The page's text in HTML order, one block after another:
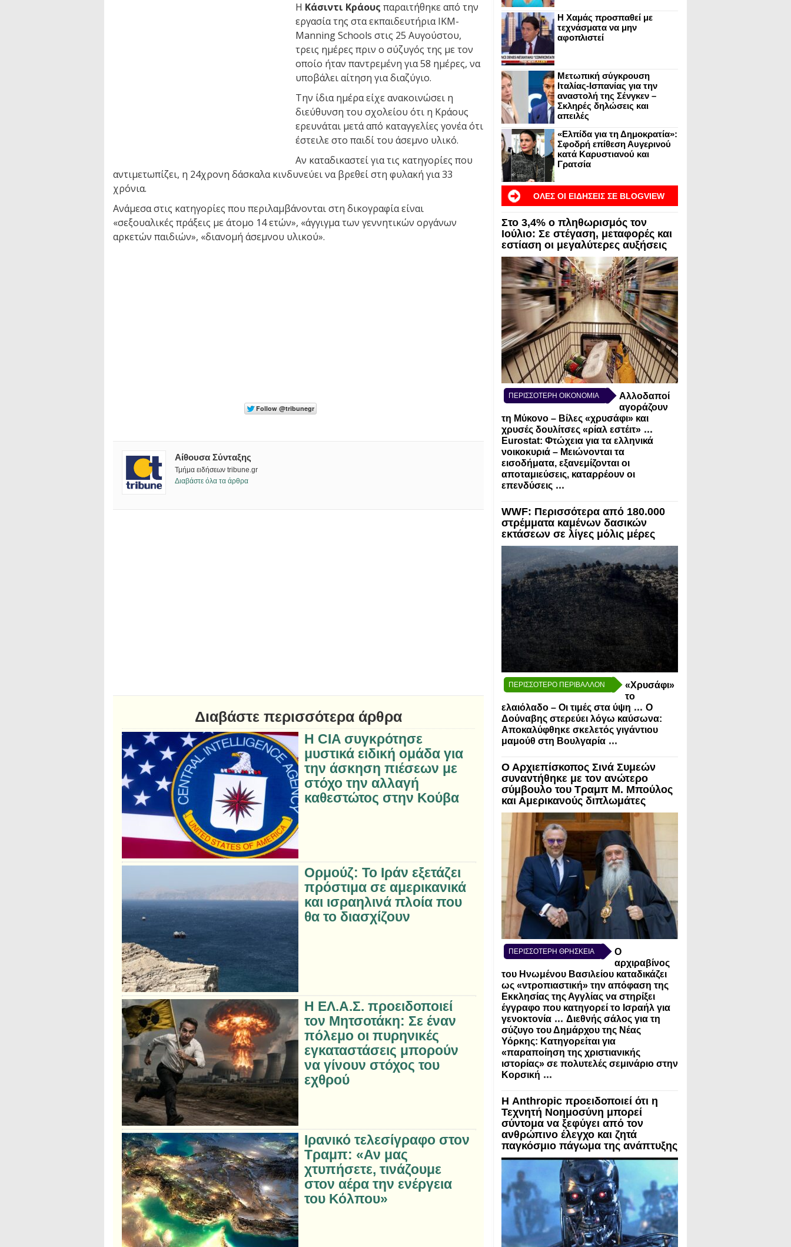
Η Χαμάς προσπαθεί με
τεχνάσματα να μην
αφοπλιστεί
Μετωπική σύγκρουση
Ιταλίας-Ισπανίας για την
αναστολή της Σένγκεν –
Σκληρές δηλώσεις και
απειλές
«Ελπίδα για τη Δημοκρατία»:
Σφοδρή επίθεση Αυγερινού
κατά Καρυστιανού και
Γρατσία
ΟΛΕΣ ΟΙ ΕΙΔΗΣΕΙΣ ΣΕ BLOGVIEW
Στο 3,4% ο πληθωρισμός τον
Ιούλιο: Σε στέγαση, μεταφορές και
εστίαση οι μεγαλύτερες αυξήσεις
ΠΕΡΙΣΣΟΤΕΡΗ ΟΙΚΟΝΟΜΙΑ
Αλλοδαποί
αγοράζουν
τη Μύκονο – Βίλες «χρυσάφι» και
χρυσές δουλίτσες «ρίαλ εστέιτ» ...
Eurostat: Φτώχεια για τα ελληνικά
νοικοκυριά – Μειώνονται τα
εισοδήματα, εξανεμίζονται οι
αποταμιεύσεις, καταρρέουν οι
επενδύσεις ...
WWF: Περισσότερα από 180.000
στρέμματα καμένων δασικών
εκτάσεων σε λίγες μόλις μέρες
ΠΕΡΙΣΣΟΤΕΡΟ ΠΕΡΙΒΑΛΛΟΝ
«Χρυσάφι»
το
ελαιόλαδο – Οι τιμές στα ύψη ... Ο
Δούναβης στερεύει λόγω καύσωνα:
Αποκαλύφθηκε σκελετός γιγάντιου
μαμούθ στη Βουλγαρία ...
Ο Αρχιεπίσκοπος Σινά Συμεών
συναντήθηκε με τον ανώτερο
σύμβουλο του Τραμπ Μ. Μπούλος
και Αμερικανούς διπλωμάτες
ΠΕΡΙΣΣΟΤΕΡΗ ΘΡΗΣΚΕΙΑ
Ο
αρχιραβίνος
του Ηνωμένου Βασιλείου καταδικάζει
ως «ντροπιαστική» την απόφαση της
Εκκλησίας της Αγγλίας να στηρίξει
έγγραφο που κατηγορεί το Ισραήλ για
γενοκτονία ... Διεθνής σάλος για τη
σύζυγο του Δημάρχου της Νέας
Υόρκης: Κατηγορείται για
«παραποίηση της χριστιανικής
ιστορίας» σε πολυτελές σεμινάριο στην
Κορσική ...
Η Anthropic προειδοποιεί ότι η
Τεχνητή Νοημοσύνη μπορεί
σύντομα να ξεφύγει από τον
ανθρώπινο έλεγχο και ζητά
παγκόσμιο πάγωμα της ανάπτυξης
Η Κάσιντι Κράους παραιτήθηκε από την
εργασία της στα εκπαιδευτήρια IKM-
Manning Schools στις 25 Αυγούστου,
τρεις ημέρες πριν ο σύζυγός της με τον
οποίο ήταν παντρεμένη για 58 ημέρες, να
υποβάλει αίτηση για διαζύγιο.
Την ίδια ημέρα είχε ανακοινώσει η
διεύθυνση του σχολείου ότι η Κράους
ερευνάται μετά από καταγγελίες γονέα ότι
έστειλε στο παιδί του άσεμνο υλικό.
Αν καταδικαστεί για τις κατηγορίες που
αντιμετωπίζει, η 24χρονη δάσκαλα κινδυνεύει να βρεθεί στη φυλακή για 33
χρόνια.
Ανάμεσα στις κατηγορίες που περιλαμβάνονται στη δικογραφία είναι
«σεξουαλικές πράξεις με άτομο 14 ετών», «άγγιγμα των γεννητικών οργάνων
αρκετών παιδιών», «διανομή άσεμνου υλικού».
Αίθουσα Σύνταξης
Τμήμα ειδήσεων tribune.gr
Διαβάστε όλα τα άρθρα
Διαβάστε περισσότερα άρθρα
Η CIA συγκρότησε
μυστικά ειδική ομάδα για
την άσκηση πιέσεων με
στόχο την αλλαγή
καθεστώτος στην Κούβα
Ορμούζ: Το Ιράν εξετάζει
πρόστιμα σε αμερικανικά
και ισραηλινά πλοία που
θα το διασχίζουν
Η ΕΛ.Α.Σ. προειδοποιεί
τον Μητσοτάκη: Σε έναν
πόλεμο οι πυρηνικές
εγκαταστάσεις μπορούν
να γίνουν στόχος του
εχθρού
Ιρανικό τελεσίγραφο στον
Τραμπ: «Αν μας
χτυπήσετε, τινάζουμε
στον αέρα την ενέργεια
του Κόλπου»